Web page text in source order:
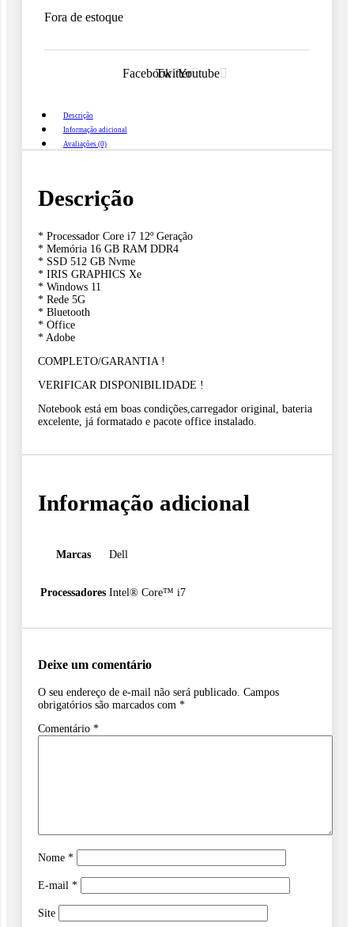
R$3,499.99.
Fora de estoque
FacebookTwitterYoutube
Descrição
Informação adicional
Avaliações (0)
Descrição
* Processador Core i7 12º Geração
* Memória 16 GB RAM DDR4
* SSD 512 GB Nvme
* ⁠IRIS GRAPHICS Xe
* Windows 11
* Rede 5G
* Bluetooth
* Office
* Adobe
COMPLETO/GARANTIA !
VERIFICAR DISPONIBILIDADE !
Notebook está em boas condições,carregador original, bateria
excelente, já formatado e pacote office instalado.
Informação adicional
Marcas Dell
Processadores Intel® Core™ i7
Deixe um comentário
O seu endereço de e-mail não será publicado. Campos
obrigatórios são marcados com *
Comentário *
Nome *
E-mail *
Site